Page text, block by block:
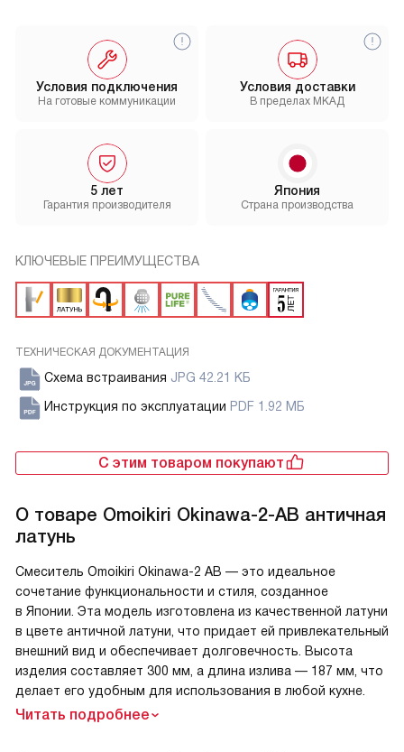
Условия доставки
В пределах МКАД
5 лет
Гарантия производителя
Условия подключения
На готовые коммуникации
Япония
Страна производства
КЛЮЧЕВЫЕ ПРЕИМУЩЕСТВА
ТЕХНИЧЕСКАЯ ДОКУМЕНТАЦИЯ
Схема встраивания JPG 42.21 КБ
Инструкция по эксплуатации PDF 1.92 МБ
С этим товаром покупают
О товаре Omoikiri Okinawa-2-AB античная
латунь
Смеситель Omoikiri Okinawa-2 AB — это идеальное
сочетание функциональности и стиля, созданное
в Японии. Эта модель изготовлена из качественной латуни
в цвете античной латуни, что придает ей привлекательный
внешний вид и обеспечивает долговечность. Высота
изделия составляет 300 мм, а длина излива — 187 мм, что
делает его удобным для использования в любой кухне.
Читать подробнее